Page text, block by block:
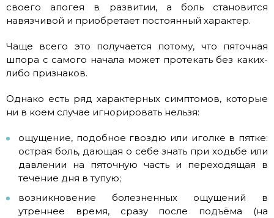
своего апогея в развитии, а боль становится
навязчивой и приобретает постоянный характер.
Чаще всего это получается потому, что пяточная
шпора с самого начала может протекать без каких-
либо признаков.
Однако есть ряд характерных симптомов, которые
ни в коем случае игнорировать нельзя:
ощущение, подобное гвоздю или иголке в пятке:
острая боль, дающая о себе знать при ходьбе или
давлении на пяточную часть и переходящая в
течение дня в тупую;
возникновение болезненных ощущений в
утреннее время, сразу после подъёма (на